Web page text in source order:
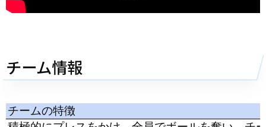
チーム情報